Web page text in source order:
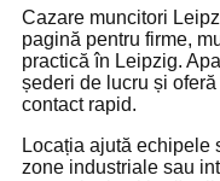
Cazare muncitori
pagină pentru firme,
practică în Leipzig.
șederi de lucru și
contact rapid.
Locația ajută echipele
zone industriale sau